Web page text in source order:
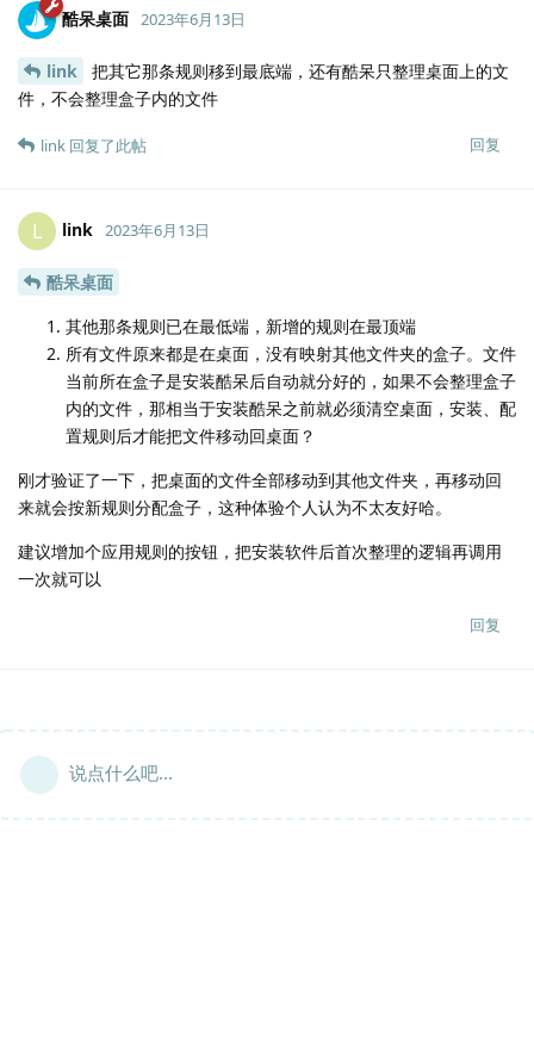
酷呆桌面 2023年6月13日
link
把其它那条规则移到最底端，还有酷呆只整理桌面上的文
件，不会整理盒子内的文件
回复
link 回复了此帖
L link 2023年6月13日
酷呆桌面
其他那条规则已在最低端，新增的规则在最顶端
所有文件原来都是在桌面，没有映射其他文件夹的盒子。文件
当前所在盒子是安装酷呆后自动就分好的，如果不会整理盒子
内的文件，那相当于安装酷呆之前就必须清空桌面，安装、配
置规则后才能把文件移动回桌面？
刚才验证了一下，把桌面的文件全部移动到其他文件夹，再移动回
来就会按新规则分配盒子，这种体验个人认为不太友好哈。
建议增加个应用规则的按钮，把安装软件后首次整理的逻辑再调用
一次就可以
回复
说点什么吧...